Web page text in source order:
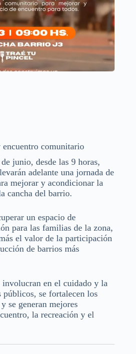
encuentro comunitario
junio, desde las 9 horas,
adelante una jornada de
mejorar y acondicionar la
cancha del barrio.
un espacio de
para las familias de la zona,
el valor de la participación
de barrios más
involucran en el cuidado y la
públicos, se fortalecen los
se generan mejores
la recreación y el